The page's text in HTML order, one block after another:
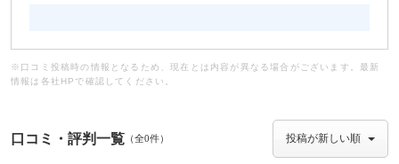
※口コミ投稿時の情報となるため、現在とは内容が異なる場合がございます。最新
情報は各社HPで確認してください。
口コミ・評判一覧 （全0件）